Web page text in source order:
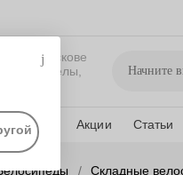
в Пскове
беговелы,
Акции Статьи
Складные